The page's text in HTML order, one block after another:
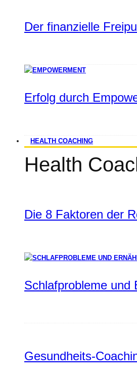
Der finanzielle
Erfolg durch
HEALTH COACHING
Health
Die 8 Faktoren der
Schlafprobleme und
Gesundheits-